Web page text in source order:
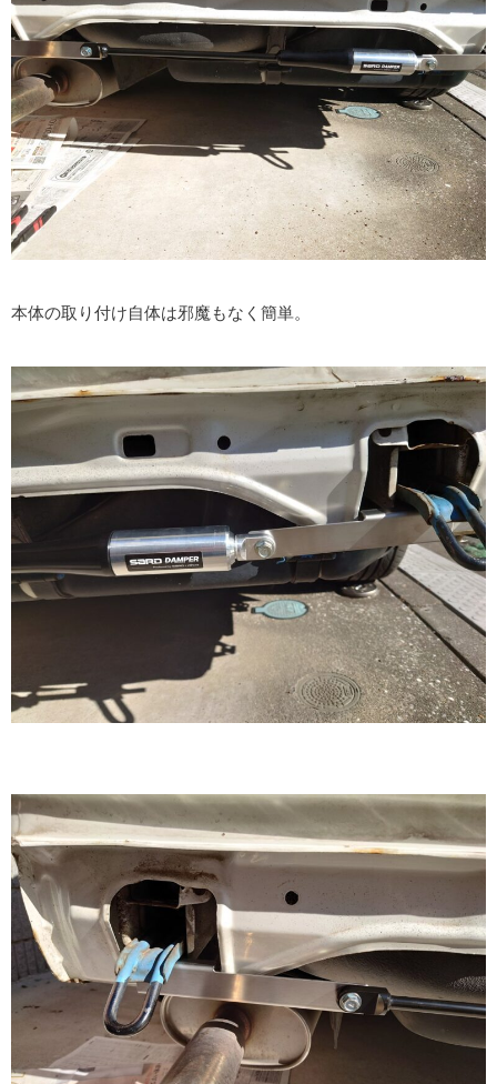
本体の取り付け自体は邪魔もなく簡単。